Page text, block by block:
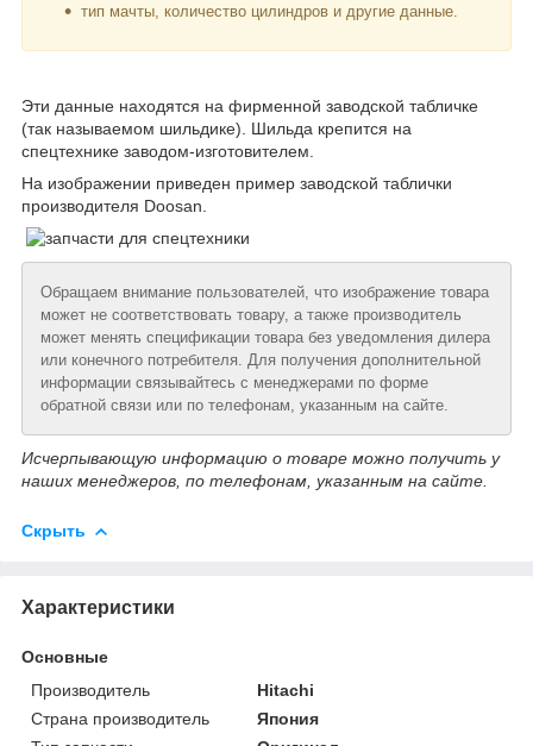
тип мачты, количество цилиндров и другие данные.
Эти данные находятся на фирменной заводской табличке
(так называемом шильдике). Шильда крепится на
спецтехнике заводом-изготовителем.
На изображении приведен пример заводской таблички
производителя Doosan.
Обращаем внимание пользователей, что изображение товара
может не соответствовать товару, а также производитель
может менять спецификации товара без уведомления дилера
или конечного потребителя. Для получения дополнительной
информации связывайтесь с менеджерами по форме
обратной связи или по телефонам, указанным на сайте.
Исчерпывающую информацию о товаре можно получить у
наших менеджеров, по телефонам, указанным на сайте.
Скрыть
Характеристики
Основные
Производитель
Hitachi
Страна производитель
Япония